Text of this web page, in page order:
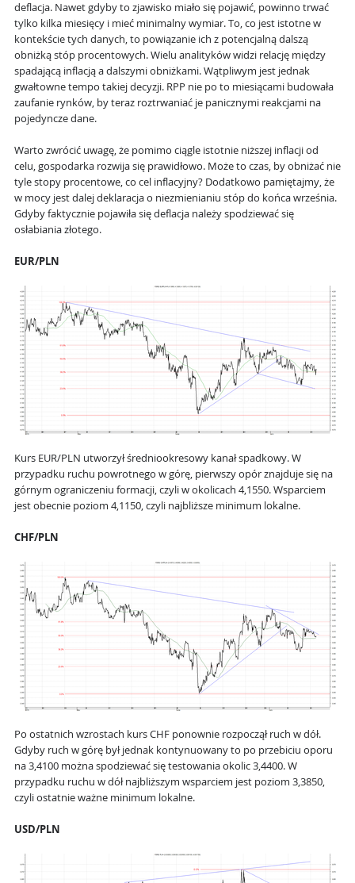
deflacja. Nawet gdyby to zjawisko miało się pojawić, powinno trwać
tylko kilka miesięcy i mieć minimalny wymiar. To, co jest istotne w
kontekście tych danych, to powiązanie ich z potencjalną dalszą
obniżką stóp procentowych. Wielu analityków widzi relację między
spadającą inflacją a dalszymi obniżkami. Wątpliwym jest jednak
gwałtowne tempo takiej decyzji. RPP nie po to miesiącami budowała
zaufanie rynków, by teraz roztrwaniać je panicznymi reakcjami na
pojedyncze dane.
Warto zwrócić uwagę, że pomimo ciągle istotnie niższej inflacji od
celu, gospodarka rozwija się prawidłowo. Może to czas, by obniżać nie
tyle stopy procentowe, co cel inflacyjny? Dodatkowo pamiętajmy, że
w mocy jest dalej deklaracja o niezmienianiu stóp do końca września.
Gdyby faktycznie pojawiła się deflacja należy spodziewać się
osłabiania złotego.
EUR/PLN
Kurs EUR/PLN utworzył średniookresowy kanał spadkowy. W
przypadku ruchu powrotnego w górę, pierwszy opór znajduje się na
górnym ograniczeniu formacji, czyli w okolicach 4,1550. Wsparciem
jest obecnie poziom 4,1150, czyli najbliższe minimum lokalne.
CHF/PLN
Po ostatnich wzrostach kurs CHF ponownie rozpoczął ruch w dół.
Gdyby ruch w górę był jednak kontynuowany to po przebiciu oporu
na 3,4100 można spodziewać się testowania okolic 3,4400. W
przypadku ruchu w dół najbliższym wsparciem jest poziom 3,3850,
czyli ostatnie ważne minimum lokalne.
USD/PLN